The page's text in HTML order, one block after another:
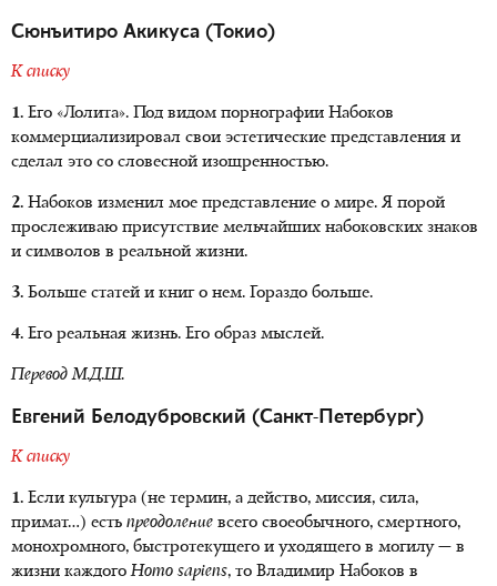
Сюнъитиро Акикуса (Токио)
К списку
1. Его «Лолита». Под видом порнографии Набоков
коммерциализировал свои эстетические представления и
сделал это со словесной изощренностью.
2. Набоков изменил мое представление о мире. Я порой
прослеживаю присутствие мельчайших набоковских знаков
и символов в реальной жизни.
3. Больше статей и книг о нем. Гораздо больше.
4. Его реальная жизнь. Его образ мыслей.
Перевод М.Д.Ш.
Евгений Белодубровский (Санкт-Петербург)
К списку
1. Если культура (не термин, а действо, миссия, сила,
примат…) есть преодоление всего своеобычного, смертного,
монохромного, быстротекущего и уходящего в могилу — в
жизни каждогоHomo sapiens, то Владимир Набоков в